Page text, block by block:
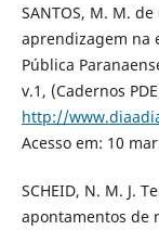
SANTOS, M. M.
aprendizagem na
Pública
v.1, (Cadernos
http://
Acesso em: 10
SCHEID, N. M. J.
аpontаmentos de